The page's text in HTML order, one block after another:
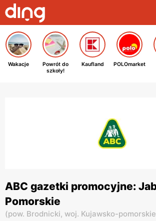
Wakacje
Powrót do
szkoły!
Kaufland POLOmarket
ABC gazetki promocyjne:
Pomorskie
(pow. Brodnicki, woj. Kujawsko-pomorskie